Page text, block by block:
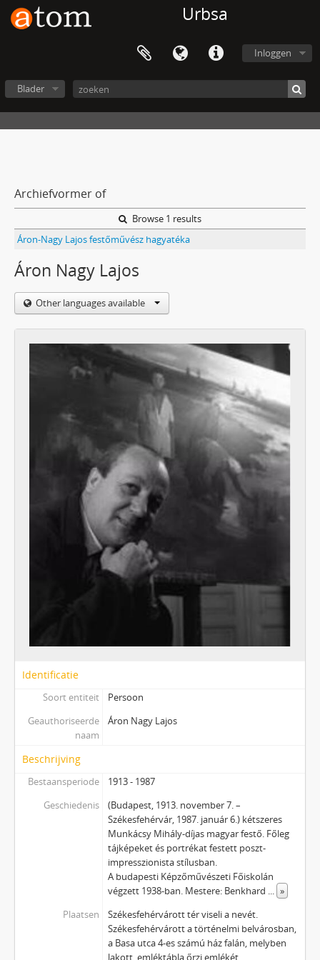
Urbsa
Inloggen
Blader
Archiefvormer of
Browse 1 results
Áron-Nagy Lajos festőművész hagyatéka
Áron Nagy Lajos
Other languages available
Identificatie
Soort entiteit
Persoon
Geauthoriseerde
naam
Áron Nagy Lajos
Beschrijving
Bestaansperiode
1913 - 1987
Geschiedenis
(Budapest, 1913. november 7. –
Székesfehérvár, 1987. január 6.) kétszeres
Munkácsy Mihály-díjas magyar festő. Főleg
tájképeket és portrékat festett poszt-
impresszionista stílusban.
A budapesti Képzőművészeti Főiskolán
végzett 1938-ban. Mestere: Benkhard ... »
Plaatsen
Székesfehérvárott tér viseli a nevét.
Székesfehérvárott a történelmi belvárosban,
a Basa utca 4-es számú ház falán, melyben
lakott, emléktábla őrzi emlékét.